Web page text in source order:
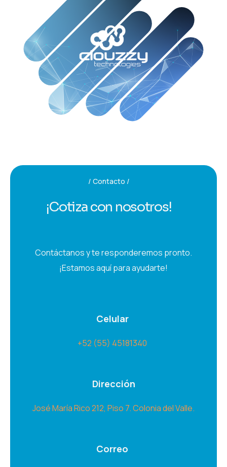
Contacto
¡Cotiza con nosotros!
Contáctanos y te responderemos pronto.
¡Estamos aquí para ayudarte!
Celular
+52 (55) 45181340
Dirección
José María Rico 212, Piso 7. Colonia del Valle.
Correo